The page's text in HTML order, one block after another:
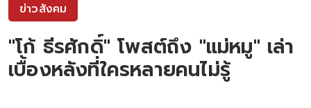
ข่าวสังคม
"โก้ ธีรศักดิ์" โพสต์ถึง "แม่หมู" เล่า
เบื้องหลังที่ใครหลายคนไม่รู้